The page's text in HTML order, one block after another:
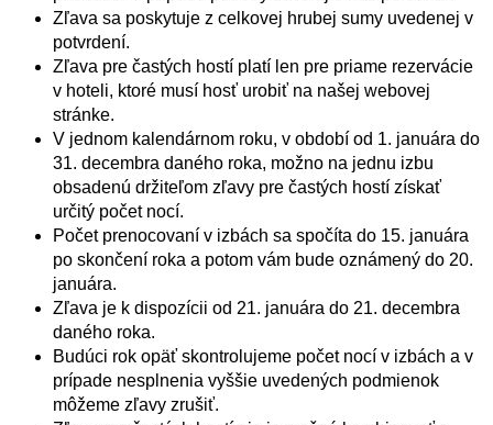
Zľava sa poskytuje z celkovej hrubej sumy uvedenej v
potvrdení.
Zľava pre častých hostí platí len pre priame rezervácie
v hoteli, ktoré musí hosť urobiť na našej webovej
stránke.
V jednom kalendárnom roku, v období od 1. januára do
31. decembra daného roka, možno na jednu izbu
obsadenú držiteľom zľavy pre častých hostí získať
určitý počet nocí.
Počet prenocovaní v izbách sa spočíta do 15. januára
po skončení roka a potom vám bude oznámený do 20.
januára.
Zľava je k dispozícii od 21. januára do 21. decembra
daného roka.
Budúci rok opäť skontrolujeme počet nocí v izbách a v
prípade nesplnenia vyššie uvedených podmienok
môžeme zľavy zrušiť.